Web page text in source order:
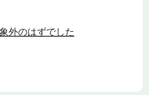
外のはずでした